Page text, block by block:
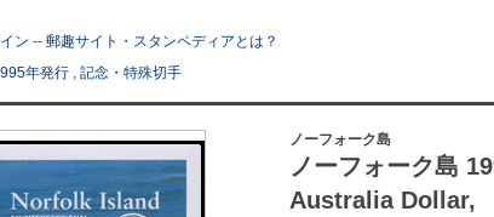
ン -- 郵趣サイト・スタンペディアとは？
年発行 , 記念・特殊切手
ノーフォーク島
ノーフォーク島
Australia Dollar,